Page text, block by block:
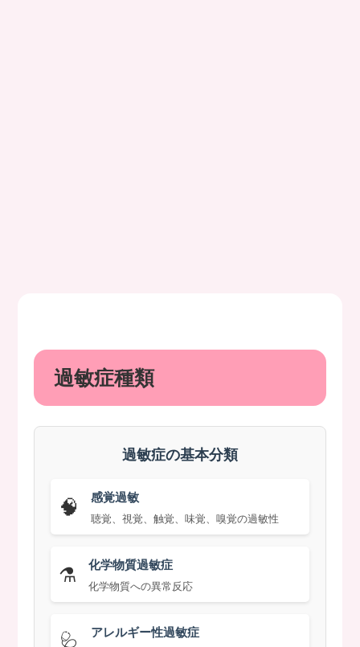
過敏症種類
過敏症の基本分類
🧠 感覚過敏
聴覚、視覚、触覚、味覚、嗅覚の過敏性
⚗️ 化学物質過敏症
化学物質への異常反応
🩺 アレルギー性過敏症